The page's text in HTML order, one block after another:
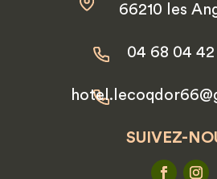
66210 les
04 68 04 42
SUIVEZ-